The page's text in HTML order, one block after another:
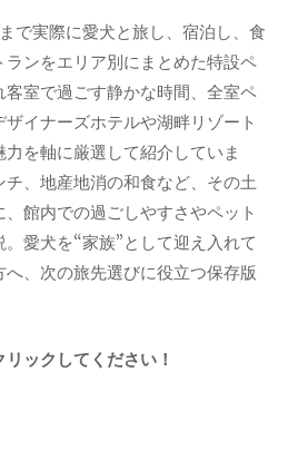
で実際に愛犬と旅し、宿泊し、食
ンをエリア別にまとめた特設ペ
室で過ごす静かな時間、全室ペ
イナーズホテルや湖畔リゾート
を軸に厳選して紹介していま
、地産地消の和食など、その土
館内での過ごしやすさやペット
愛犬を“家族”として迎え入れて
へ、次の旅先選びに役立つ保存版
ックしてください！